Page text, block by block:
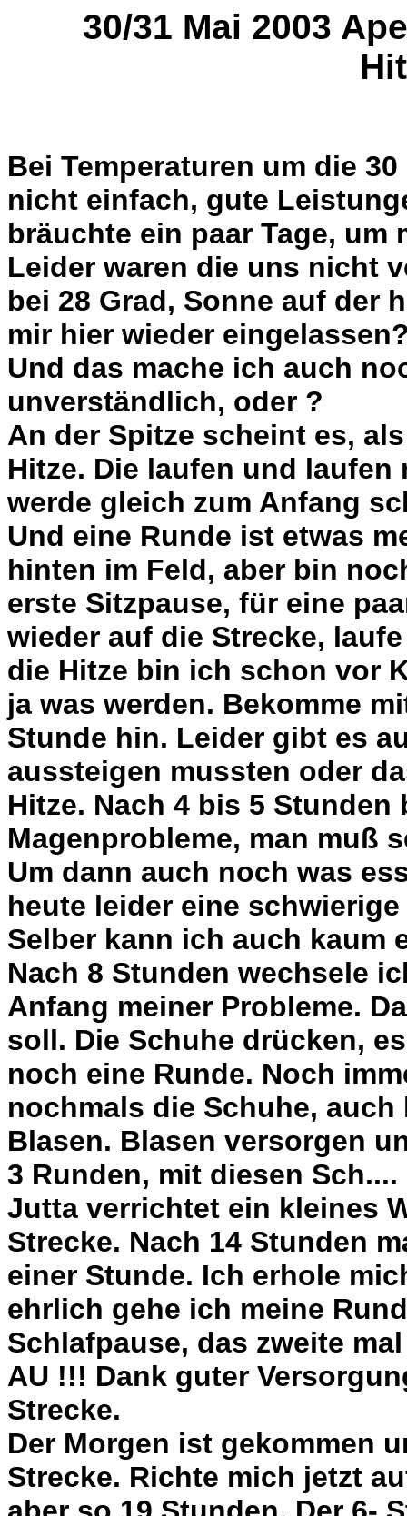
30/31 Mai 2003
Bei Temperaturen um die
nicht einfach, gute
bräuchte ein paar Tage, um
Leider waren die uns nicht
bei 28 Grad, Sonne auf der
mir hier wieder
Und das mache ich auch
unverständlich, oder ?
An der Spitze scheint es,
Hitze. Die laufen und laufen
werde gleich zum Anfang
Und eine Runde ist etwas
hinten im Feld, aber bin
erste Sitzpause, für eine
wieder auf die Strecke,
die Hitze bin ich schon vor
ja was werden. Bekomme
Stunde hin. Leider gibt es
aussteigen mussten oder
Hitze. Nach 4 bis 5
Magenprobleme, man muß
Um dann auch noch was
heute leider eine schwierige
Selber kann ich auch kaum
Nach 8 Stunden wechsele
Anfang meiner Probleme.
soll. Die Schuhe drücken,
noch eine Runde. Noch
nochmals die Schuhe,
Blasen. Blasen versorgen
3 Runden, mit diesen
Jutta verrichtet ein kleines
Strecke. Nach 14 Stunden
einer Stunde. Ich erhole
ehrlich gehe ich meine
Schlafpause, das zweite
AU !!! Dank guter
Strecke.
Der Morgen ist gekommen
Strecke. Richte mich jetzt